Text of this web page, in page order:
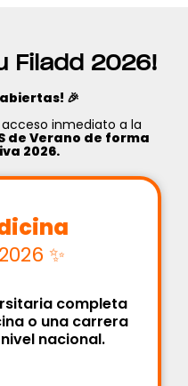
Filadd 2026!
🎉
inmediato a la
de Verano de forma
2026.
✨
completa
o una carrera
nacional.